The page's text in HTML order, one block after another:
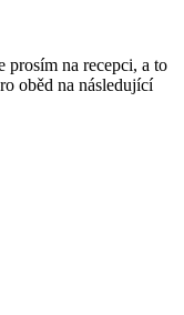
prosím na recepci, a to
oběd na následující